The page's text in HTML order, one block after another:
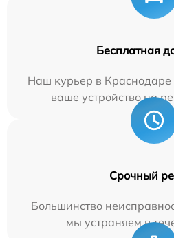
Бесплатная
Наш курьер в Краснодаре
ваше устройство на
Срочный
Большинство
мы устраняем в